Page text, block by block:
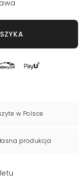
w Polsce
produkcja